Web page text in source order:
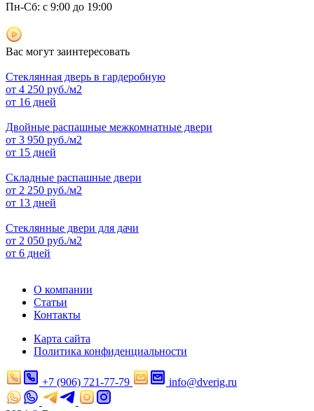
Пн-Сб: с 9:00 до 19:00
Вас могут заинтересовать
Стеклянная дверь в гардеробную
от 4 250 руб./м2
от 16 дней
Двойные распашные межкомнатные двери
от 3 950 руб./м2
от 15 дней
Складные распашные двери
от 2 250 руб./м2
от 13 дней
Стеклянные двери для дачи
от 2 050 руб./м2
от 6 дней
О компании
Статьи
Контакты
Карта сайта
Политика конфиденциальности
+7 (906) 721-77-79 info@dverig.ru